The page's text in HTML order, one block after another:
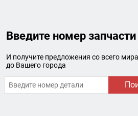
Введите номер запчасти
И получите предложения со всего
до Вашего города